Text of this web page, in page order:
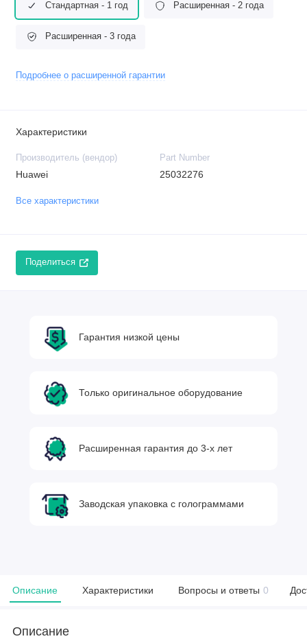
Стандартная - 1 год Расширенная - 2 года
Расширенная - 3 года
Подробнее о расширенной гарантии
Характеристики
Производитель (вендор)
Huawei
Part Number
25032276
Все характеристики
Поделиться
Гарантия низкой цены
Только оригинальное оборудование
Расширенная гарантия до 3-х лет
Заводская упаковка с голограммами
Описание Характеристики Вопросы и ответы 0
Описание